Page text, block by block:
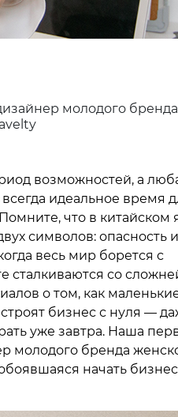
молодого бренда
возможностей, а
идеальное время
что в китайском
символов: опасность
весь мир борется с
сталкиваются со
о том, как
бизнес с нуля —
уже завтра. Наша
молодого бренда
начать бизнес